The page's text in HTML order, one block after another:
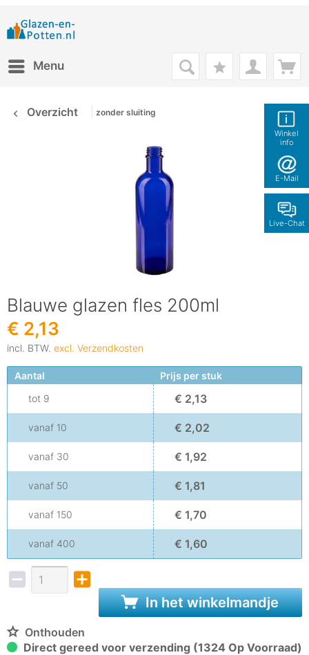
Winkel
info
E-Mail
Live-Chat
Menu
Overzicht zonder sluiting
Blauwe glazen fles 200ml
€ 2,13
incl. BTW. excl. Verzendkosten
Aantal
Prijs per stuk
tot 9 € 2,13
vanaf 10 € 2,02
vanaf 30 € 1,92
vanaf 50 € 1,81
vanaf 150 € 1,70
vanaf 400 € 1,60
In het winkelmandje
Onthouden
Direct gereed voor verzending (1324 Op Voorraad)